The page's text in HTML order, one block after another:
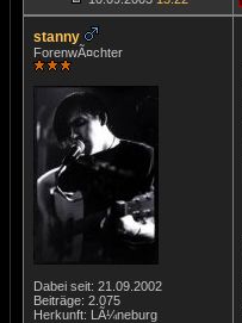
stanny
ForenwÃ¤chter
Dabei seit: 21.09.2002
Beiträge: 2.075
Herkunft: LÃ¼neburg